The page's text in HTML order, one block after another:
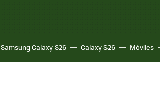
Samsung Galaxy S26 Galaxy S26 Móviles